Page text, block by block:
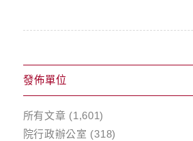
發佈單位
所有文章 (1,601)
院行政辦公室 (318)